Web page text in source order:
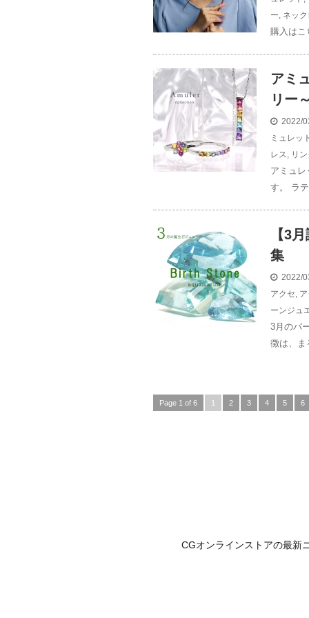
ー, ネッ
購入は
アミ
リー
2022/
ミュレッ
レス, リ
アミュ
す。 ラ
【3
集
2022/
アクセ,
ーンジュ
3月のバ
徴は、
Page 1 of 6 1 2 3 4 5 6
CGオンラインストアの最新